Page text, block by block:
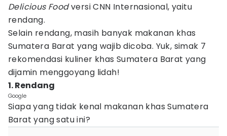
Delicious Foodversi CNN Internasional, yaitu
rendang.
Selain rendang, masih banyak makanan khas
Sumatera Barat yang wajib dicoba. Yuk, simak 7
rekomendasi kuliner khas Sumatera Barat yang
dijamin menggoyang lidah!
1. Rendang
Google
Siapa yang tidak kenal makanan khas Sumatera
Barat yang satu ini?